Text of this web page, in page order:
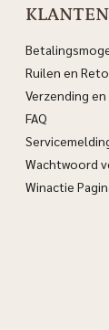
Ruilen en
Verzending
FAQ
Wachtwoord
Winactie